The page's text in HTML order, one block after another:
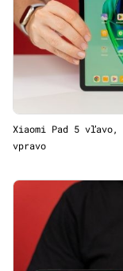
Xiaomi Pad 5 vľavo,
vpravo